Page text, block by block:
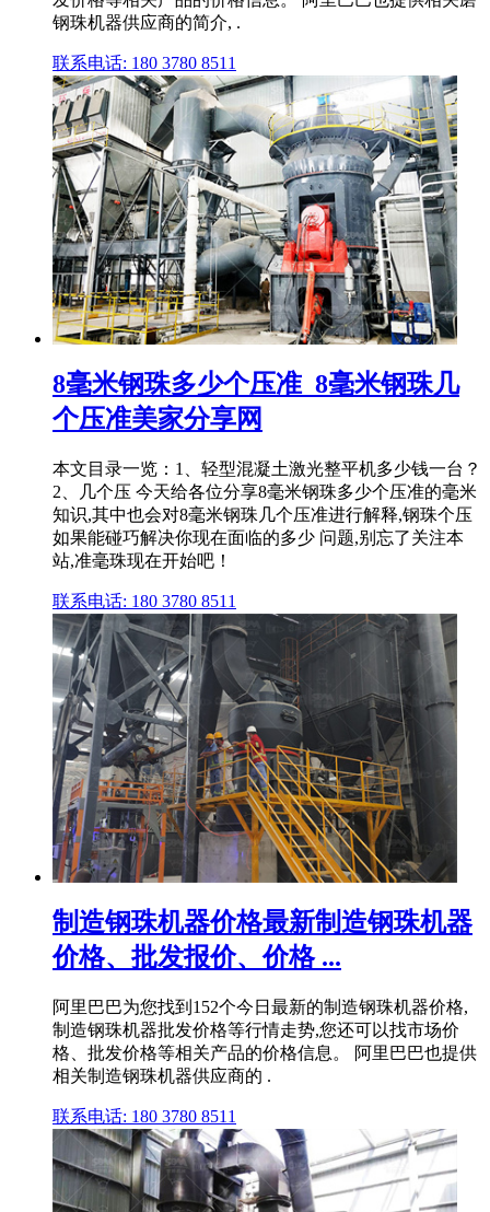
钢珠机器供应商的简介, .
联系电话: 180 3780 8511
8毫米钢珠多少个压准_8毫米钢珠几
个压准美家分享网
本文目录一览：1、轻型混凝土激光整平机多少钱一台？
2、几个压 今天给各位分享8毫米钢珠多少个压准的毫米
知识,其中也会对8毫米钢珠几个压准进行解释,钢珠个压
如果能碰巧解决你现在面临的多少 问题,别忘了关注本
站,准毫珠现在开始吧！
联系电话: 180 3780 8511
制造钢珠机器价格最新制造钢珠机器
价格、批发报价、价格 ...
阿里巴巴为您找到152个今日最新的制造钢珠机器价格,
制造钢珠机器批发价格等行情走势,您还可以找市场价
格、批发价格等相关产品的价格信息。 阿里巴巴也提供
相关制造钢珠机器供应商的 .
联系电话: 180 3780 8511